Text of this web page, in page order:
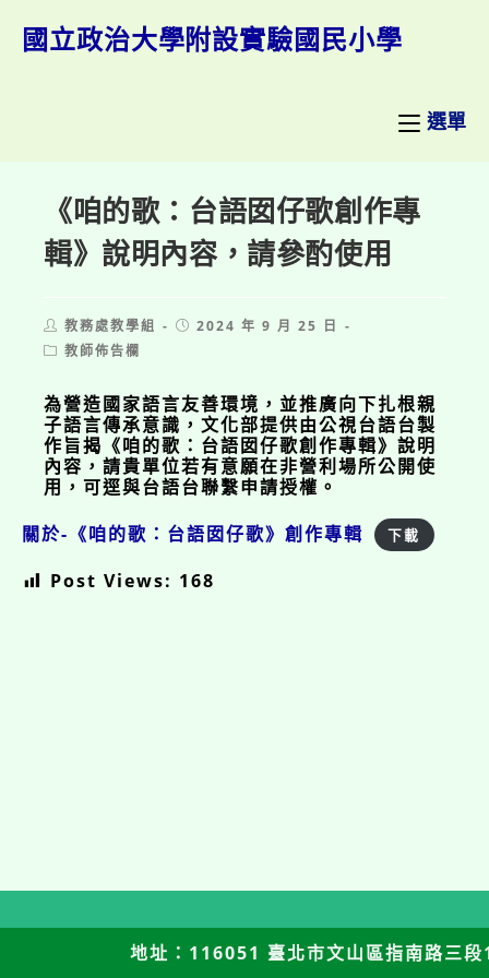
國立政治大學附設實驗國民小學
選單
《咱的歌：台語囡仔歌創作專
輯》說明內容，請參酌使用
Post
author:
教務處教學組
Post2024 年 9 月 25 日
Post教師佈告欄
為營造國家語言友善環境，並推廣向下扎根親
子語言傳承意識，文化部提供由公視台語台製
作旨揭《咱的歌：台語囡仔歌創作專輯》說明
內容，請貴單位若有意願在非營利場所公開使
用，可逕與台語台聯繫申請授權。
關於-《咱的歌：台語囡仔歌》創作專輯
下載
Post Views: 168
地址：116051 臺北市文山區指南路三